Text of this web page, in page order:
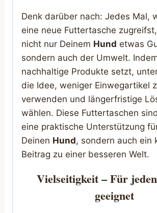
Denk darüber nach: Jedes Mal,
eine neue Futtertasche
nicht nur Deinem Hund etwas
sondern auch der Umwelt.
nachhaltige Produkte setzt,
die Idee, weniger Einwegartikel
verwenden und längerfristige
wählen. Diese Futtertaschen
eine praktische Unterstützung
Deinen Hund, sondern auch ein
Beitrag zu einer besseren Welt.
Vielseitigkeit – Für
geeignet